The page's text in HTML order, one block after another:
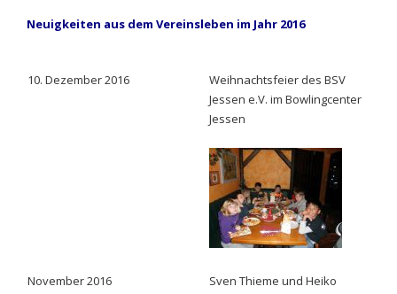
Neuigkeiten aus dem Vereinsleben im Jahr 2016
10. Dezember 2016
Weihnachtsfeier des BSV
Jessen e.V. im Bowlingcenter
Jessen
November 2016
Sven Thieme und Heiko